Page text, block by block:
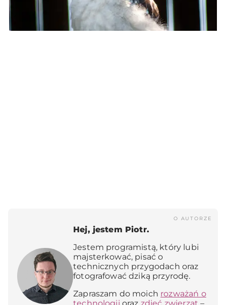
Giraffe
O AUTORZE
Hej, jestem Piotr.
Jestem programistą, który lubi
majsterkować, pisać o
technicznych przygodach oraz
fotografować dziką przyrodę.
Zapraszam do moich rozważań o
technologii oraz zdjęć zwierząt –